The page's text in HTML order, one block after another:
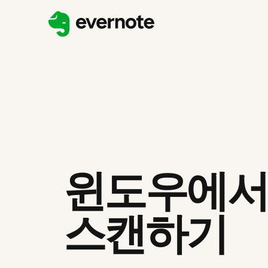
윈도우에
스캔하기